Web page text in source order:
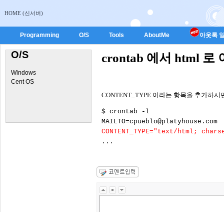
HOME (신서버)
Programming O/S Tools AboutMe 아웃룩
O/S
Windows
Cent OS
crontab 에서 html 로
CONTENT_TYPE 이라는 항목을 추가하시
$ crontab -l
CONTENT_TYPE="text/html;